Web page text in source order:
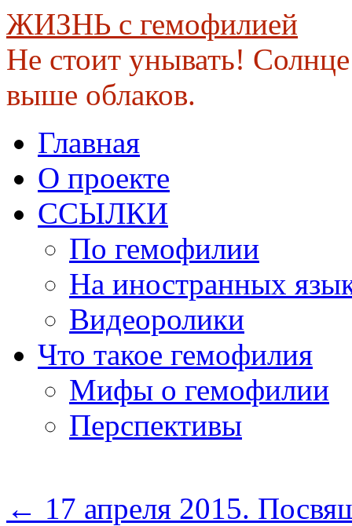
ЖИЗНЬ с гемофилией
Не стоит унывать!
выше облаков.
to
contentГлавная
О проекте
ССЫЛКИ
По гемофилии
На иностранных
Видеоролики
Что такое гемофилия
Мифы о гемофилии
Перспективы
← 17 апреля 2015.